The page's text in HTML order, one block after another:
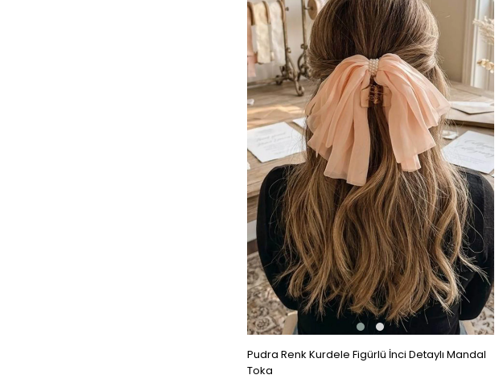
Pudra Renk Kurdele Figürlü İnci Detaylı Mandal
Toka